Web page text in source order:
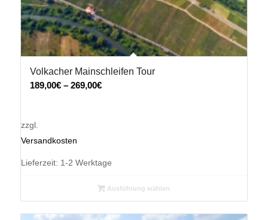
Volkacher Mainschleifen Tour
189,00€– 269,00€
zzgl.
Versandkosten
Lieferzeit: 1-2 Werktage
Ausführung wählen